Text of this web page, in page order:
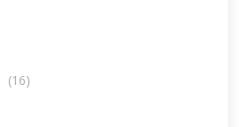
(16)